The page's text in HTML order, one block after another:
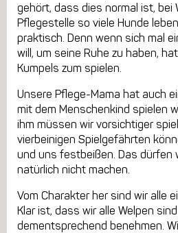
gehört, dass dies normal ist, bei
Pflegestelle so viele Hunde
praktisch. Denn wenn sich mal
will, um seine Ruhe zu haben,
Kumpels zum spielen.
Unsere Pflege-Mama hat auch
mit dem Menschenkind spielen
ihm müssen wir vorsichtiger
vierbeinigen Spielgefährten
und uns festbeißen. Das dürfen
natürlich nicht machen.
Vom Charakter her sind wir alle
Klar ist, dass wir alle Welpen
dementsprechend benehmen.